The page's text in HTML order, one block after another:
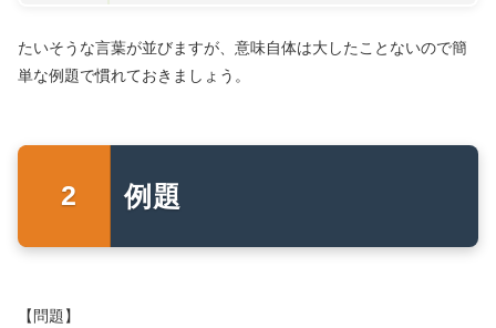
たいそうな言葉が並びますが、意味自体は大したことないので簡
単な例題で慣れておきましょう。
例題
【問題】